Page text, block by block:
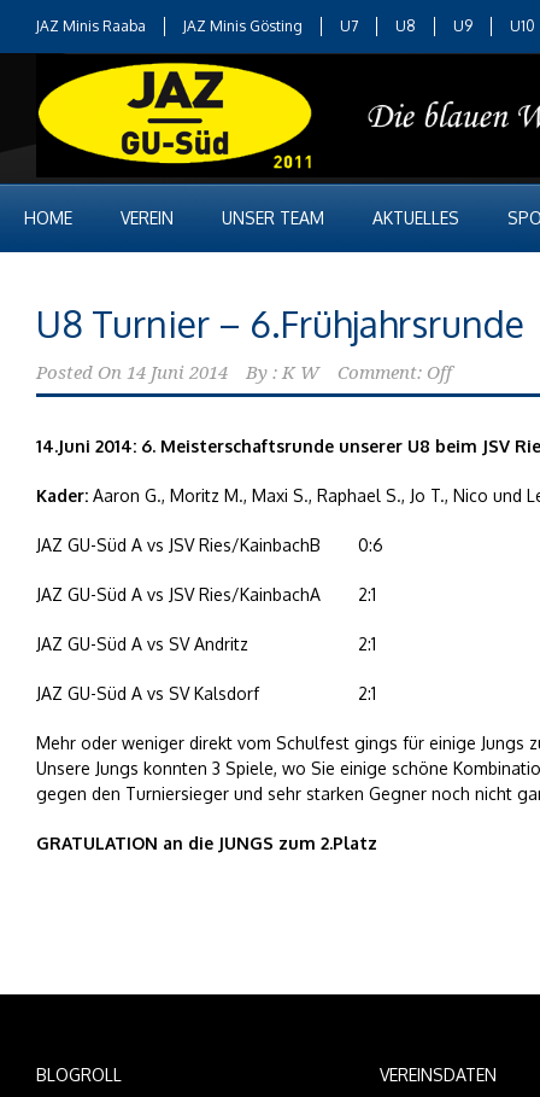
JAZ Minis Raaba JAZ Minis Gösting U7 U8 U9 U10
HOME VEREIN UNSER TEAM AKTUELLES
U8 Turnier – 6.Frühjahrsrunde
Posted On 14 Juni 2014 By : K W Comment: Off
14.Juni 2014: 6. Meisterschaftsrunde unserer U8 beim JSV
Kader: Aaron G., Moritz M., Maxi S., Raphael S., Jo T., Nico und
JAZ GU-Süd A vs JSV Ries/KainbachB 0:6
JAZ GU-Süd A vs JSV Ries/KainbachA 2:1
JAZ GU-Süd A vs SV Andritz 2:1
JAZ GU-Süd A vs SV Kalsdorf 2:1
Mehr oder weniger direkt vom Schulfest gings für einige Jungs
Unsere Jungs konnten 3 Spiele, wo Sie einige schöne
gegen den Turniersieger und sehr starken Gegner noch nicht
GRATULATION an die JUNGS zum 2.Platz
BLOGROLL VEREINSDATEN